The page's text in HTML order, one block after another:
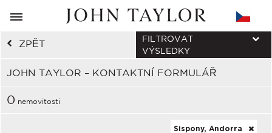
ZPĚT
JOHN TAYLOR – KONTAKTNÍ FORMULÁŘ
FILTROVAT
VÝSLEDKY
0 nemovitosti
Sispony, Andorra